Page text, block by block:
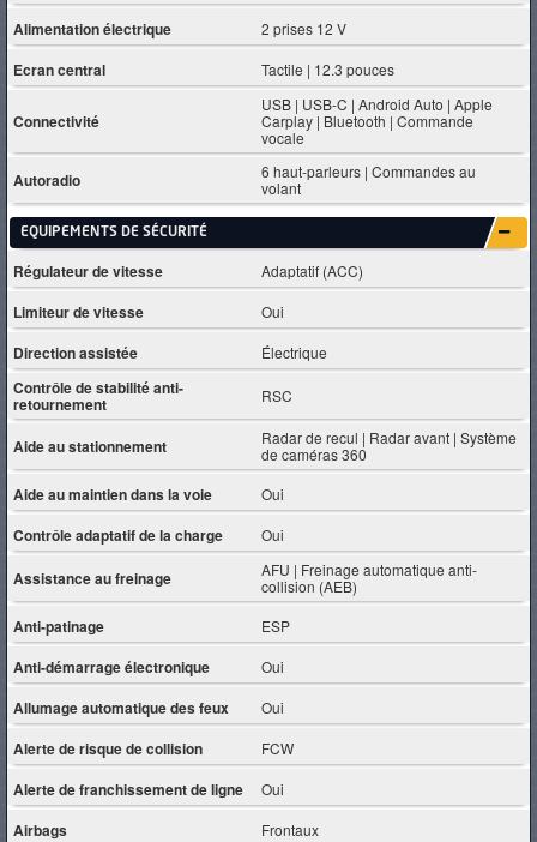
Alimentation électrique 2 prises 12 V
Ecran central Tactile | 12.3 pouces
Connectivité
USB | USB-C | Android Auto | Apple
Carplay | Bluetooth | Commande
vocale
Autoradio
6 haut-parleurs | Commandes au
volant
EQUIPEMENTS DE SÉCURITÉ
Régulateur de vitesse Adaptatif (ACC)
Limiteur de vitesse Oui
Direction assistée Électrique
Contrôle de stabilité anti-
retournement RSC
Aide au stationnement
Radar de recul | Radar avant | Système
de caméras 360
Aide au maintien dans la voie Oui
Contrôle adaptatif de la charge Oui
Assistance au freinage
AFU | Freinage automatique anti-
collision (AEB)
Anti-patinage ESP
Anti-démarrage électronique Oui
Allumage automatique des feux Oui
Alerte de risque de collision FCW
Alerte de franchissement de ligne Oui
Airbags Frontaux